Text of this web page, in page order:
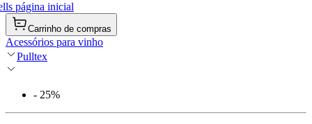
página inicial
Carrinho de compras
Acessórios para vinho
Pulltex
- 25%